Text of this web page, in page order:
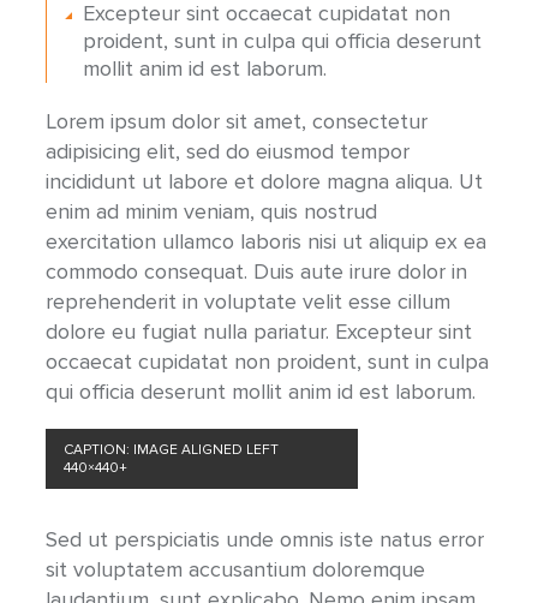
Excepteur sint occaecat cupidatat non
proident, sunt in culpa qui officia deserunt
mollit anim id est laborum.
Lorem ipsum dolor sit amet, consectetur
adipisicing elit, sed do eiusmod tempor
incididunt ut labore et dolore magna aliqua. Ut
enim ad minim veniam, quis nostrud
exercitation ullamco laboris nisi ut aliquip ex ea
commodo consequat. Duis aute irure dolor in
reprehenderit in voluptate velit esse cillum
dolore eu fugiat nulla pariatur. Excepteur sint
occaecat cupidatat non proident, sunt in culpa
qui officia deserunt mollit anim id est laborum.
H3 HEADER GOES HERE
CAPTION: IMAGE ALIGNED LEFT
440×440+
Sed ut perspiciatis unde omnis iste natus error
sit voluptatem accusantium doloremque